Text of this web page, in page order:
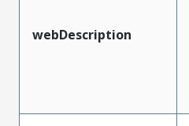
webDescription